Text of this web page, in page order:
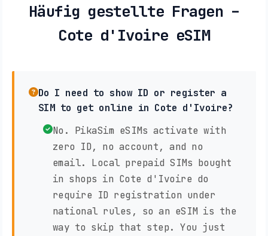
Häufig gestellte Fragen –
Cote d'Ivoire eSIM
Do I need to show ID or register a
SIM to get online in Cote d'Ivoire?
No. PikaSim eSIMs activate with
zero ID, no account, and no
email. Local prepaid SIMs bought
in shops in Cote d'Ivoire do
require ID registration under
national rules, so an eSIM is the
way to skip that step. You just